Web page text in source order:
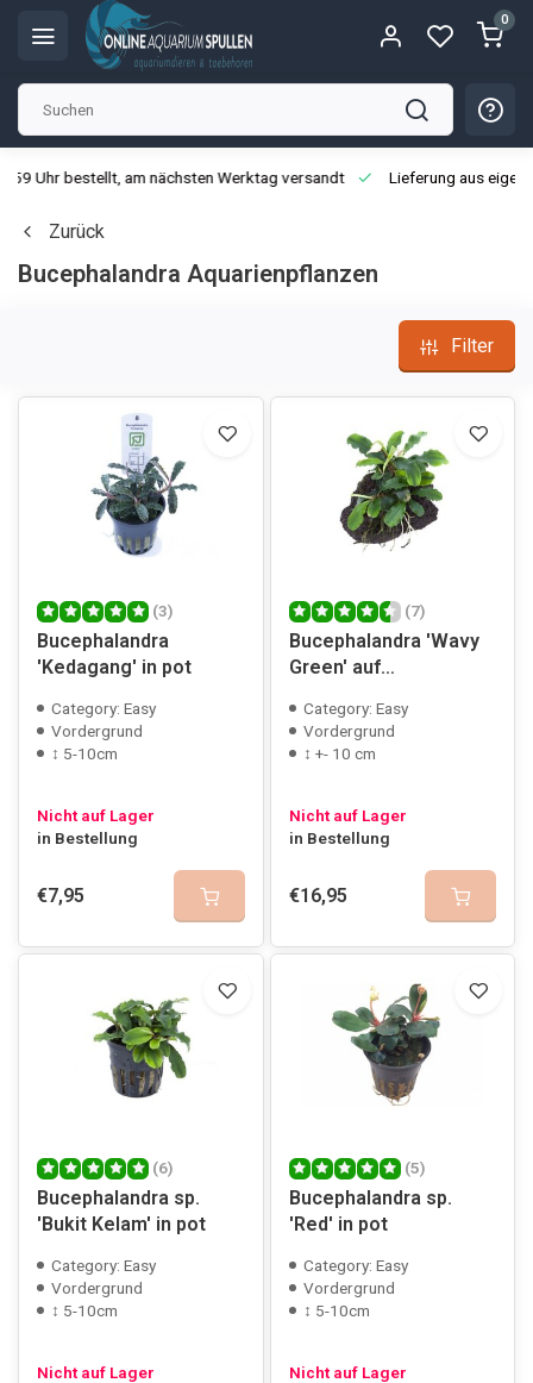
0
Uhr bestellt, am nächsten Werktag versandt Lieferung aus
Zurück
Bucephalandra Aquarienpflanzen
Filter
(3)
Bucephalandra
'Kedagang' in pot
Category: Easy
Vordergrund
↕ 5-10cm
Nicht auf Lager
in Bestellung
€7,95
(7)
Bucephalandra 'Wavy
Green' auf
Category: Easy
Vordergrund
↕ +- 10 cm
Nicht auf Lager
in Bestellung
€16,95
(6)
Bucephalandra sp.
'Bukit Kelam' in pot
Category: Easy
Vordergrund
↕ 5-10cm
Nicht auf Lager
(5)
Bucephalandra sp.
'Red' in pot
Category: Easy
Vordergrund
↕ 5-10cm
Nicht auf Lager